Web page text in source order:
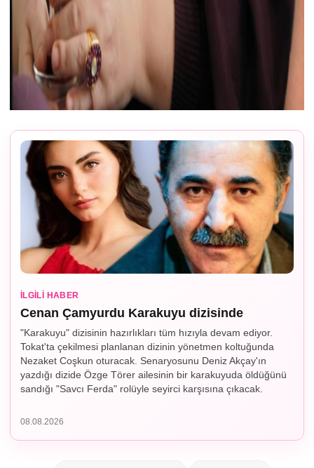
İLGILI HABER
Cenan Çamyurdu Karakuyu dizisinde
"Karakuyu" dizisinin hazırlıkları tüm hızıyla devam ediyor.
Tokat'ta çekilmesi planlanan dizinin yönetmen koltuğunda
Nezaket Coşkun oturacak. Senaryosunu Deniz Akçay'ın
yazdığı dizide Özge Törer ailesinin bir karakuyuda öldüğünü
sandığı "Savcı Ferda" rolüyle seyirci karşısına çıkacak.
08.08.2026